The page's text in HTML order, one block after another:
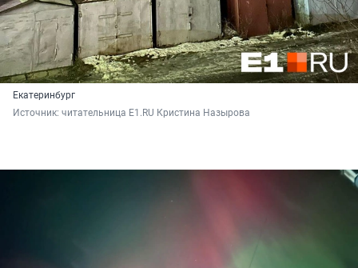
Екатеринбург
Источник: читательница E1.RU Кристина Назырова